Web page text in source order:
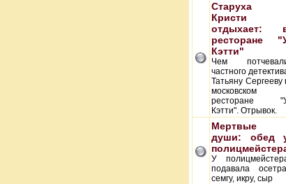
Старуха
Кристи
отдыхает:
ресторане
Кэтти"
Чем
частного
Татьяну Сергееву
московском
ресторане
Кэтти". Отрывок.
Мертвые
души: обед
У
подавала
семгу, икру, сыр